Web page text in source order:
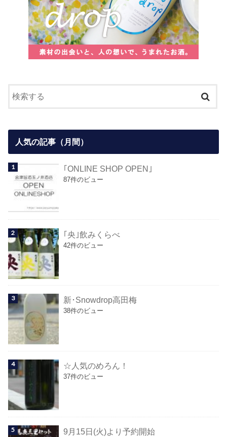
人気の記事（月間）
｢ONLINE SHOP OPEN｣
87件のビュー
｢央｣飲みくらべ
42件のビュー
新･Snowdrop高田梅
38件のビュー
☆人気のめろん！
37件のビュー
9月15日(火)より予約開始